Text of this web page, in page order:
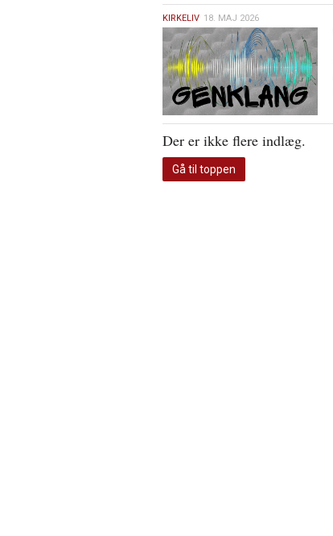
18.
maj
2026
KIRKELIV 18. MAJ 2026
Der er ikke flere indlæg.
Gå til toppen